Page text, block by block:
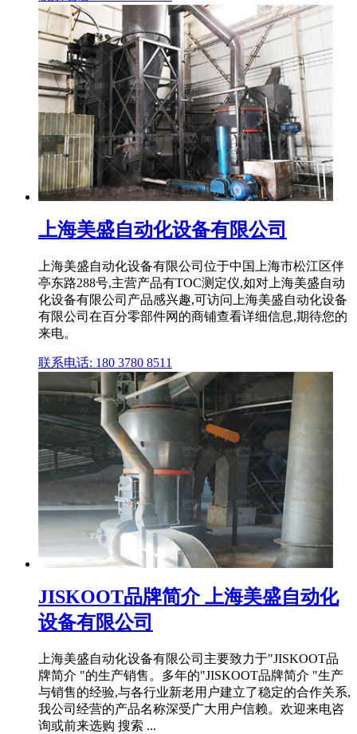
上海美盛自动化设备有限公司
上海美盛自动化设备有限公司位于中国上海市松江区伴
亭东路288号,主营产品有TOC测定仪,如对上海美盛自动
化设备有限公司产品感兴趣,可访问上海美盛自动化设备
有限公司在百分零部件网的商铺查看详细信息,期待您的
来电。
联系电话: 180 3780 8511
JISKOOT品牌简介 上海美盛自动化
设备有限公司
上海美盛自动化设备有限公司主要致力于"JISKOOT品
牌简介 "的生产销售。多年的"JISKOOT品牌简介 "生产
与销售的经验,与各行业新老用户建立了稳定的合作关系,
我公司经营的产品名称深受广大用户信赖。欢迎来电咨
询或前来选购 搜索 ...